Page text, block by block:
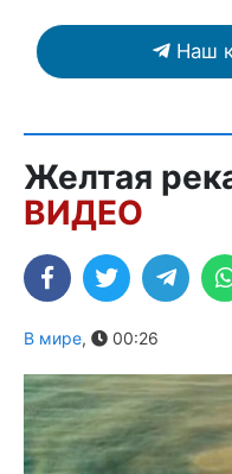
Наш
Желтая
ВИДЕО
В мире, 00:26